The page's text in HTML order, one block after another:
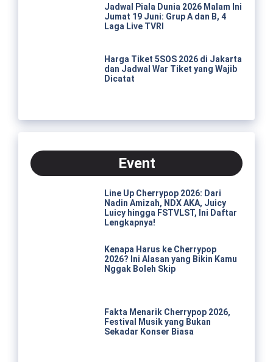
Jadwal Piala Dunia 2026 Malam Ini
Jumat 19 Juni: Grup A dan B, 4
Laga Live TVRI
Harga Tiket 5SOS 2026 di Jakarta
dan Jadwal War Tiket yang Wajib
Dicatat
Event
Line Up Cherrypop 2026: Dari
Nadin Amizah, NDX AKA, Juicy
Luicy hingga FSTVLST, Ini Daftar
Lengkapnya!
Kenapa Harus ke Cherrypop
2026? Ini Alasan yang Bikin Kamu
Nggak Boleh Skip
Fakta Menarik Cherrypop 2026,
Festival Musik yang Bukan
Sekadar Konser Biasa